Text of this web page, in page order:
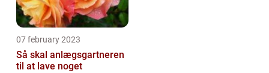
07 february 2023
Så skal anlægsgartneren
til at lave noget